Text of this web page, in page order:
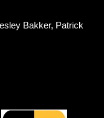
Bakker, Patrick